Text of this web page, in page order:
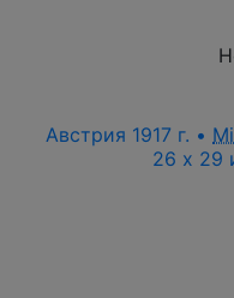
Австрия 1917 г. •
26 x 29